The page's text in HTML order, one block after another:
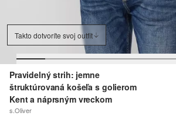
Takto dotvoríte svoj outfit
Pravidelný strih: jemne
štruktúrovaná košeľa s golierom
Kent a náprsným vreckom
s.Oliver